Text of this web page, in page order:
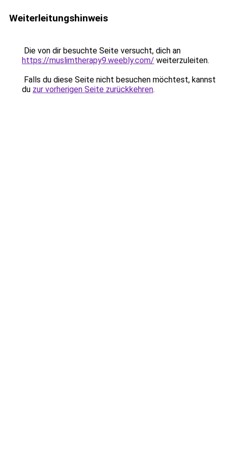
Weiterleitungshinweis
Die von dir besuchte Seite versucht, dich an
https://muslimtherapy9.weebly.com/ weiterzuleiten.
Falls du diese Seite nicht besuchen möchtest, kannst
du zur vorherigen Seite zurückkehren.